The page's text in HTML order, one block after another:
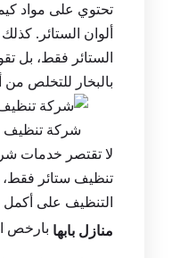
تحتوي على مواد
ألوان الستائر.
الستائر فقط، بل
بالبخار للتخلص من
شركة تنظيف
لا تقتصر خدمات
تنظيف ستائر فقط،
التنظيف على
منازل بابها بارخص